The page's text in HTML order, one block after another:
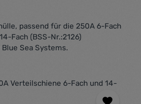
passend für die 250A 6-Fach
Fach (BSS-Nr.:2126)
Sea Systems.